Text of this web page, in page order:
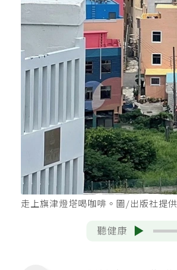
走上旗津燈塔喝咖啡。圖/出版社提供
聽健康